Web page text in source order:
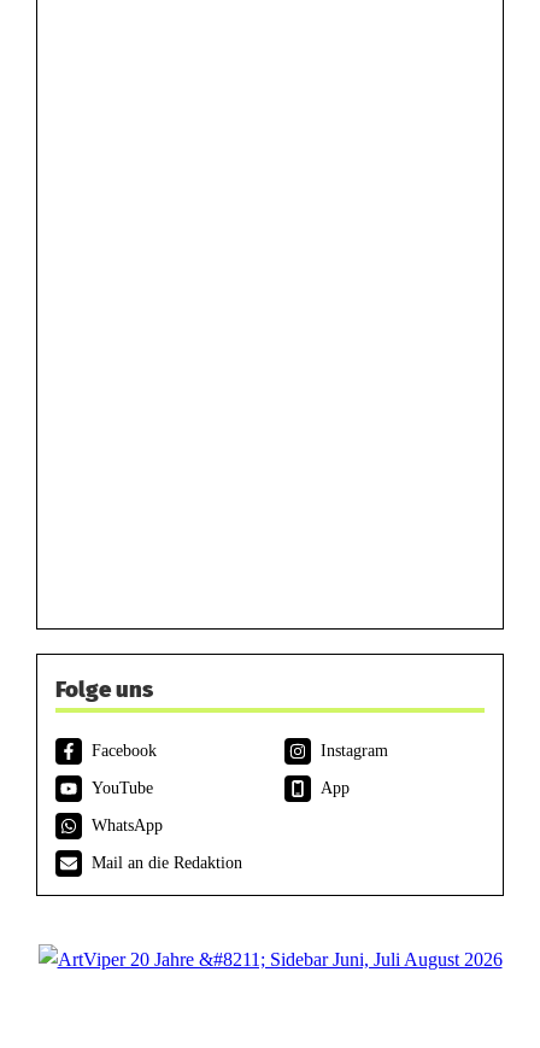
Folge uns
Facebook
Instagram
YouTube
App
WhatsApp
Mail an die Redaktion